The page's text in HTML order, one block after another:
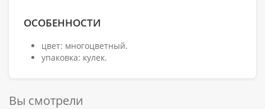
ОСОБЕННОСТИ
цвет: многоцветный.
упаковка: кулек.
Вы смотрели